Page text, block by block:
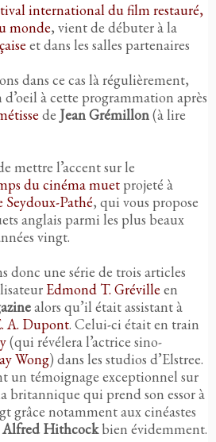
international du film restauré,
monde, vient de débuter à la
et dans les salles partenaires
dans ce cas là régulièrement,
à cette programmation après
de Jean Grémillon(à lire
mettre l’accent sur le
du cinéma muet projeté à
Pathé, qui vous propose
anglais parmi les plus beaux
vingt.
donc une série de trois articles
Edmond T. Gréville en
alors qu’il était assistant à
A. Dupont. Celui-ci était en train
(qui révélera l’actrice sino-
Wong) dans les studios d’Elstree.
un témoignage exceptionnel sur
britannique qui prend son essor à
grâce notamment aux cinéastes
Alfred Hithcockbien évidemment.